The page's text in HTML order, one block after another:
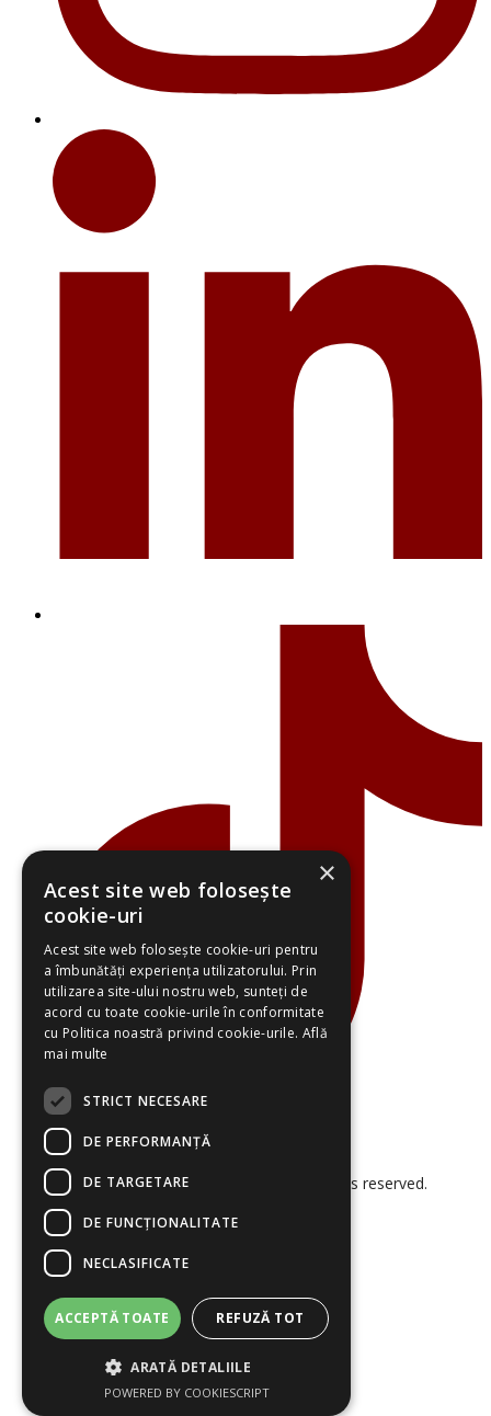
© 2026 Smart Project Solutions. All rights reserved.
Termeni și Condiții
Politica Cookies
×
Acest site web folosește
cookie-uri
Acest site web folosește cookie-uri pentru
a îmbunătăți experiența utilizatorului. Prin
utilizarea site-ului nostru web, sunteți de
acord cu toate cookie-urile în conformitate
cu Politica noastră privind cookie-urile. Află
mai multe
STRICT NECESARE
DE PERFORMANȚĂ
DE TARGETARE
DE FUNCŢIONALITATE
NECLASIFICATE
ACCEPTĂ TOATE REFUZĂ TOT
ARATĂ DETALIILE
POWERED BY COOKIESCRIPT